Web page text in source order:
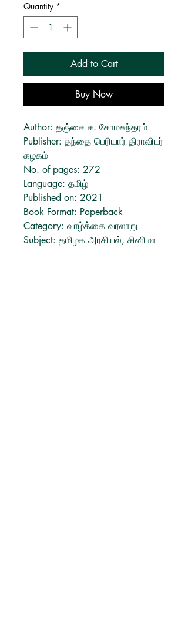
Quantity *
Add to Cart
Buy Now
Author: தஞ்சை ச. சோமசுந்தரம்
Publisher: தந்தை பெரியார் திராவிடர்
கழகம்
No. of pages: 272
Language: தமிழ்
Published on: 2021
Book Format: Paperback
Category: வாழ்க்கை வரலாறு
Subject: தமிழக அரசியல், சினிமா